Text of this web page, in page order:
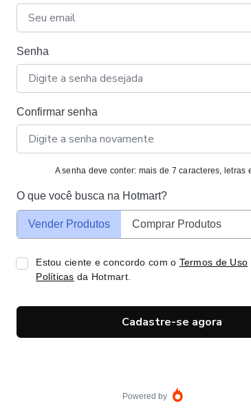
Senha
Confirmar senha
A senha deve conter: mais de 7 caracteres, letras
O que você busca na Hotmart?
Vender Produtos Comprar Produtos
Estou ciente e concordo com o Termos de Uso
Políticas da Hotmart.
Cadastre-se agora
Powered by